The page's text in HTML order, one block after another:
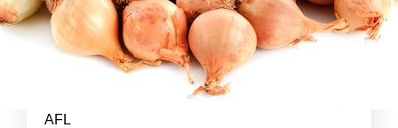
AFL